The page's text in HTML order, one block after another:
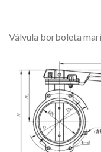
Válvula borboleta